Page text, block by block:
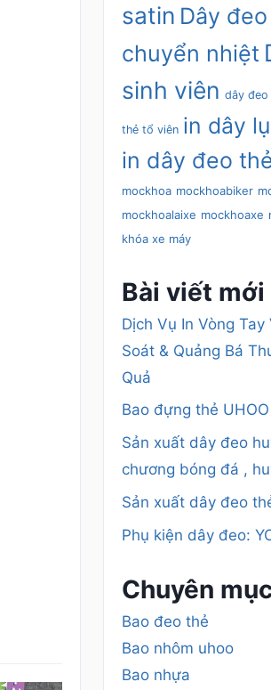
satin Dây
chuyển nhiệt
sinh viên dây
thẻ tổ viên in dây
in dây đeo
mockhoa mockhoabiker
mockhoalaixe mockhoaxe
khóa xe máy
Bài viết mới
Dịch Vụ In Vòng
Soát & Quảng Bá
Quả
Bao đựng thẻ
Sản xuất dây đeo
chương bóng đá ,
Sản xuất dây đeo
Phụ kiện dây đeo:
Chuyên
Bao đeo thẻ
Bao nhôm uhoo
Bao nhựa